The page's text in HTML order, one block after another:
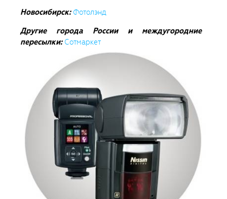
Новосибирск: Фотолэнд
Другие города России и междугородние
пересылки: Сотмаркет